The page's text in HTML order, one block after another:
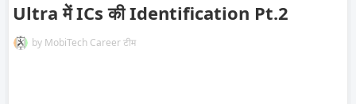
Ultra में ICs की Identification Pt.2
by MobiTech Career टीम